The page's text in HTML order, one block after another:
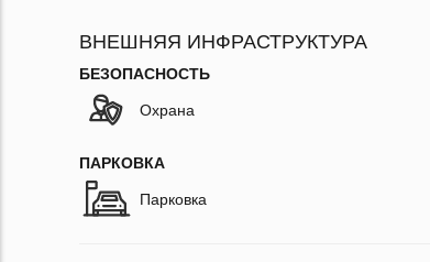
ВНЕШНЯЯ ИНФРАСТРУКТУРА
БЕЗОПАСНОСТЬ
Охрана
ПАРКОВКА
Парковка